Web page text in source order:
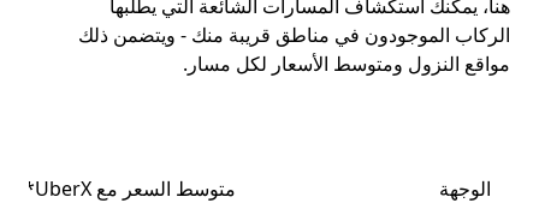
هنا، يمكنك استكشاف المسارات الشائعة التي يطلبها
الركاب الموجودون في مناطق قريبة منك - ويتضمن ذلك
مواقع النزول ومتوسط الأسعار لكل مسار.
الوجهة متوسط السعر مع UberX*